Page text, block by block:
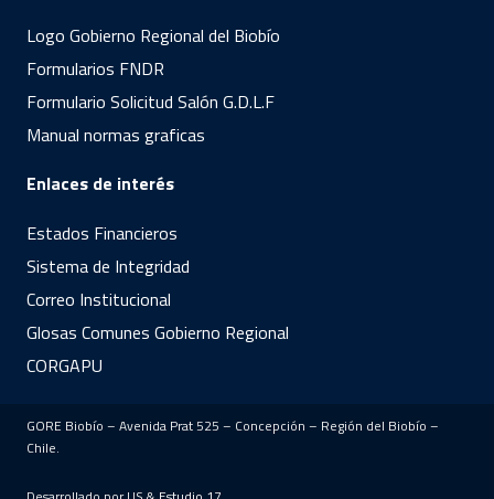
Logo Gobierno Regional del Biobío
Formularios FNDR
Formulario Solicitud Salón G.D.L.F
Manual normas graficas
Enlaces de interés
Estados Financieros
Sistema de Integridad
Correo Institucional
Glosas Comunes Gobierno Regional
CORGAPU
GORE Biobío – Avenida Prat 525 – Concepción – Región del Biobío –
Chile.